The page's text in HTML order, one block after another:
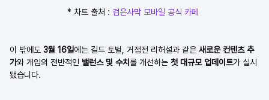
* 차트 출처 : 검은사막 모바일 공식 카페
이 밖에도 3월 16일에는 길드 토벌, 거점전 리허설과 같은 새로운 컨텐츠 추
가와 게임의 전반적인 밸런스 및 수치 를 개선하는 첫 대규모 업데이트가 실시
됐습니다.